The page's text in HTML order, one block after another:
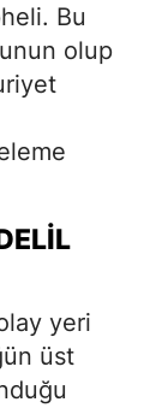
Bu
olup
yeri
üst